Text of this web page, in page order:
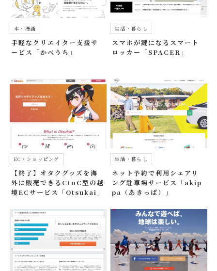
本・漫画
手軽なクリエイター支援サ
ービス「かべうち」
生活・暮らし
スマホが鍵になるスマート
ロッカー「SPACER」
EC・ショッピング
【終了】オタクグッズを海
外に販売できるCtoC型の越
境ECサービス「Otsukai」
生活・暮らし
ネット予約で利用シェアリ
ング駐車場サービス「akip
pa（あきっぱ）」